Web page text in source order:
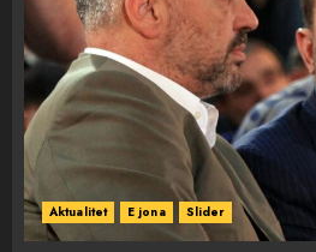
Aktualitet E jona Slider